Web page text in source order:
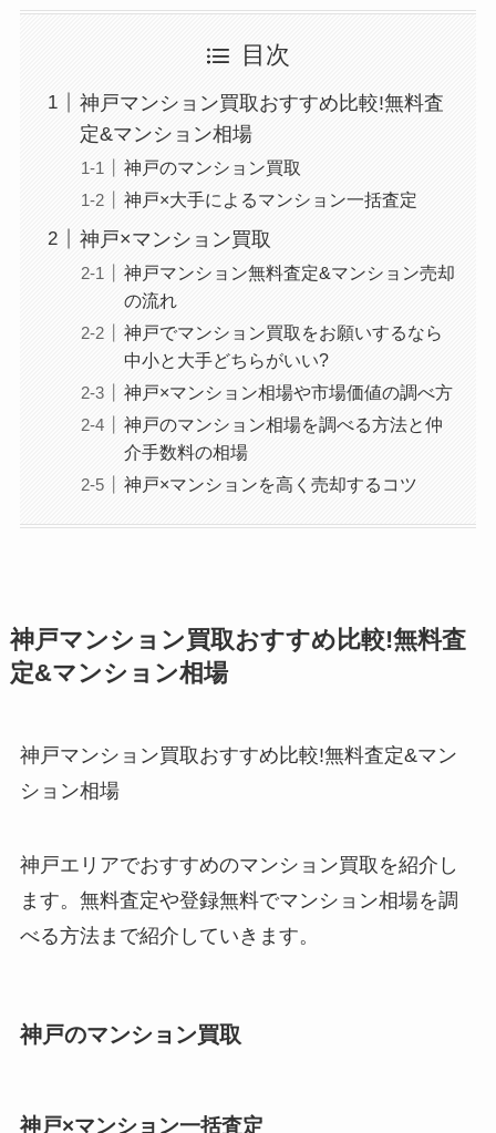
目次
神戸マンション買取おすすめ比較!無料査
定&マンション相場
神戸のマンション買取
神戸×大手によるマンション一括査定
神戸×マンション買取
神戸マンション無料査定&マンション売却
の流れ
神戸でマンション買取をお願いするなら
中小と大手どちらがいい?
神戸×マンション相場や市場価値の調べ方
神戸のマンション相場を調べる方法と仲
介手数料の相場
神戸×マンションを高く売却するコツ
神戸マンション買取おすすめ比較!無料査
定&マンション相場
神戸マンション買取おすすめ比較!無料査定&マン
ション相場
神戸エリアでおすすめのマンション買取を紹介し
ます。無料査定や登録無料でマンション相場を調
べる方法まで紹介していきます。
神戸のマンション買取
神戸×マンション一括査定